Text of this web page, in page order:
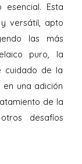
esencial. Esta
versátil, apto
las más
puro, la
cuidado de la
una adición
de la
desafíos